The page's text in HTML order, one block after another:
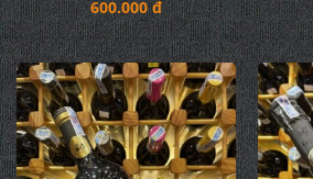
600.000 đ